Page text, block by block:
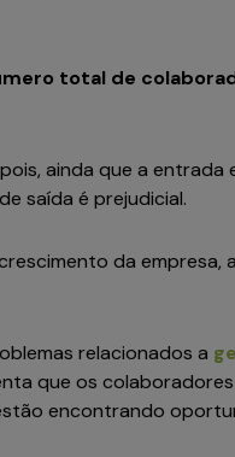
total de
ainda que a entrada
saída é prejudicial.
da empresa,
relacionados a
que os
encontrando